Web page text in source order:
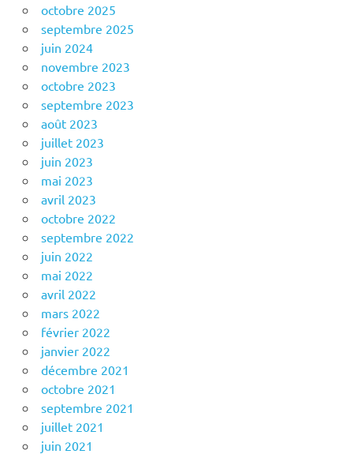
octobre 2025
septembre 2025
juin 2024
novembre 2023
octobre 2023
septembre 2023
août 2023
juillet 2023
juin 2023
mai 2023
avril 2023
octobre 2022
septembre 2022
juin 2022
mai 2022
avril 2022
mars 2022
février 2022
janvier 2022
décembre 2021
octobre 2021
septembre 2021
juillet 2021
juin 2021